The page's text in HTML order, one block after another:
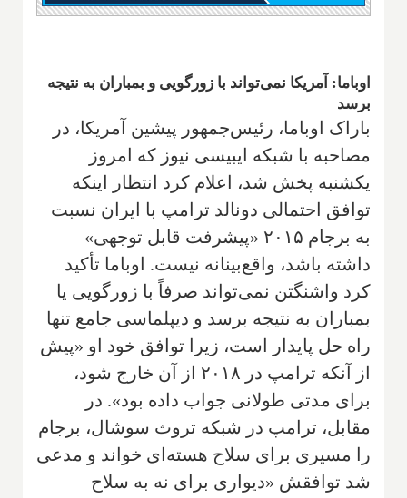
اوباما: آمریکا نمی‌تواند با زورگویی و بمباران به نتیجه
برسد
باراک اوباما، رئیس‌جمهور پیشین آمریکا، در
مصاحبه با شبکه ایبیسی نیوز که امروز
یکشنبه پخش شد، اعلام کرد انتظار اینکه
توافق احتمالی دونالد ترامپ با ایران نسبت
به برجام ۲۰۱۵ «پیشرفت قابل توجهی»
داشته باشد، واقع‌بینانه نیست. اوباما تأکید
کرد واشنگتن نمی‌تواند صرفاً با زورگویی یا
بمباران به نتیجه برسد و دیپلماسی جامع تنها
راه حل پایدار است، زیرا توافق خود او «پیش
از آنکه ترامپ در ۲۰۱۸ از آن خارج شود،
برای مدتی طولانی جواب داده بود». در
مقابل، ترامپ در شبکه تروث سوشال، برجام
را مسیری برای سلاح هسته‌ای خواند و مدعی
شد توافقش «دیواری برای نه به سلاح